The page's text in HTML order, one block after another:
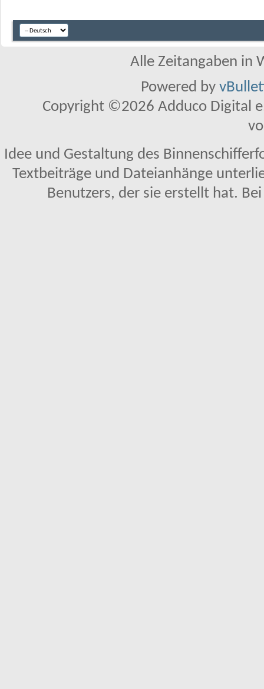
Alle Zeitangaben in
Powered by
Copyright ©2026 Adduco Digital
Idee und Gestaltung des
Textbeiträge und Dateianhänge
Benutzers, der sie erstellt hat.